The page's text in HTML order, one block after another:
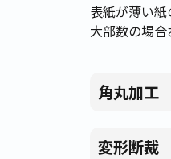
表紙が薄い
大部数の場
角丸加工
変形断裁